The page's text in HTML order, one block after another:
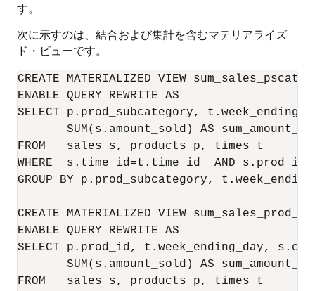
す。
次に示すのは、結合および集計を含むマテリアライズ
ド・ビューです。
CREATE MATERIALIZED VIEW
ENABLE QUERY REWRITE AS
SELECT p.prod_subcategory,
SUM(s.amount_sold) AS
FROM   sales s, products p, times t
WHERE  s.time_id=t.time_id  AND
GROUP BY p.prod_subcategory,
CREATE MATERIALIZED VIEW
ENABLE QUERY REWRITE AS
SELECT p.prod_id, t.week_ending_day,
SUM(s.amount_sold) AS
FROM   sales s, products p, times t